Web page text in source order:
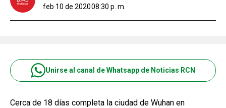
feb 10 de 202008:30 p. m.
Unirse al canal de Whatsapp de Noticias RCN
Cerca de 18 días completa la ciudad de Wuhan en